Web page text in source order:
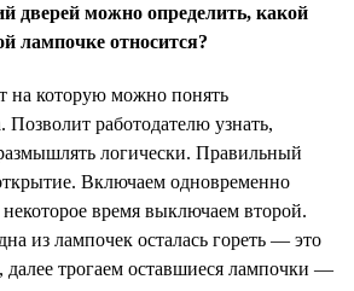
дверей можно определить, какой
лампочке относится?
на которую можно понять
работодателю узнать,
логически. Правильный
Включаем одновременно
время выключаем второй.
из лампочек осталась гореть — это
трогаем оставшиеся лампочки —